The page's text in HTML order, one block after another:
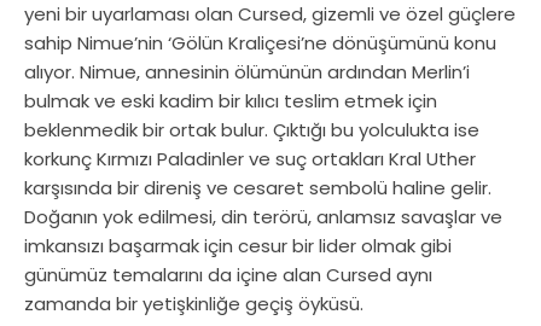
yeni bir uyarlaması olan Cursed, gizemli ve özel güçlere
sahip Nimue’nin ‘Gölün Kraliçesi’ne dönüşümünü konu
alıyor. Nimue, annesinin ölümünün ardından Merlin’i
bulmak ve eski kadim bir kılıcı teslim etmek için
beklenmedik bir ortak bulur. Çıktığı bu yolculukta ise
korkunç Kırmızı Paladinler ve suç ortakları Kral Uther
karşısında bir direniş ve cesaret sembolü haline gelir.
Doğanın yok edilmesi, din terörü, anlamsız savaşlar ve
imkansızı başarmak için cesur bir lider olmak gibi
günümüz temalarını da içine alan Cursed aynı
zamanda bir yetişkinliğe geçiş öyküsü.